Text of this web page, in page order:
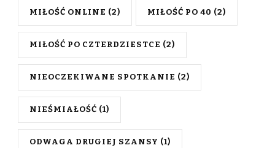
MIŁOŚĆ ONLINE (2) MIŁOŚĆ PO 40 (2)
MIŁOŚĆ PO CZTERDZIESTCE (2)
NIEOCZEKIWANE SPOTKANIE (2)
NIEŚMIAŁOŚĆ (1)
ODWAGA DRUGIEJ SZANSY (1)